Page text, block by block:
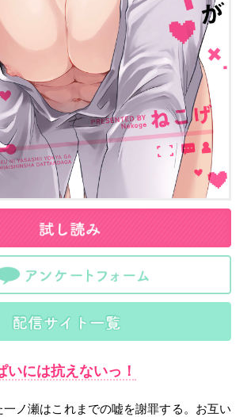
いには抗えないっ！
ノ瀬はこれまでの嘘を謝罪する。お互い